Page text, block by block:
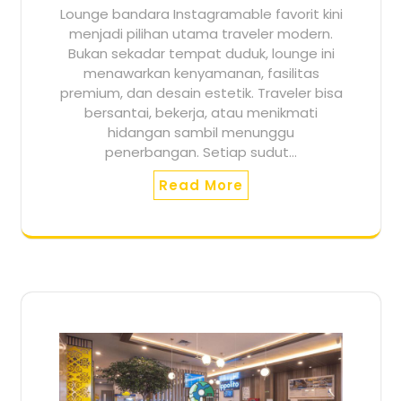
Lounge bandara Instagramable favorit kini
menjadi pilihan utama traveler modern.
Bukan sekadar tempat duduk, lounge ini
menawarkan kenyamanan, fasilitas
premium, dan desain estetik. Traveler bisa
bersantai, bekerja, atau menikmati
hidangan sambil menunggu
penerbangan. Setiap sudut…
Read More